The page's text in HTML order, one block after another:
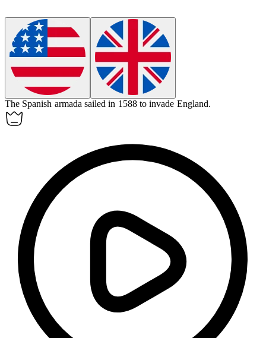
The Spanish armada sailed in 1588 to invade England.